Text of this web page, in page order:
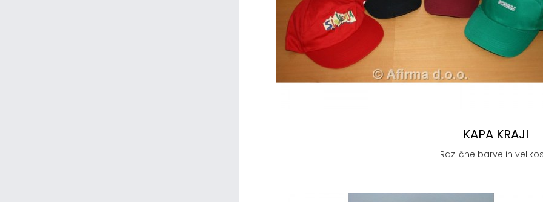
KAPA KRAJI
Različne barve in